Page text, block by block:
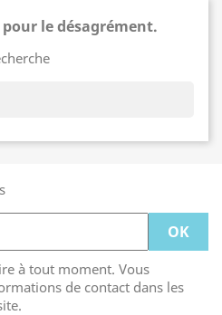
le désagrément.
à tout moment. Vous
de contact dans les